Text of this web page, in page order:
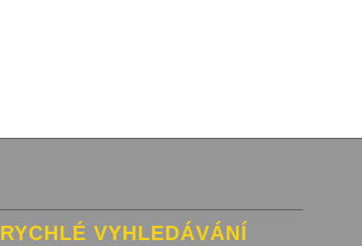
RYCHLÉ VYHLEDÁVÁNÍ